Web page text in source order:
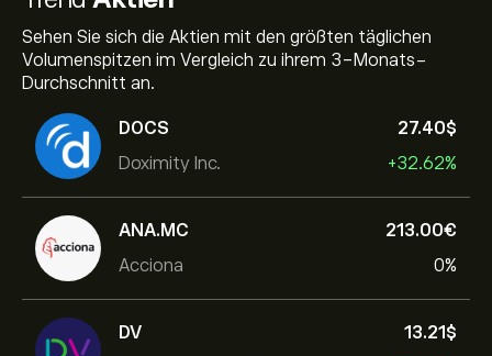
Sehen Sie sich die Aktien mit den größten täglichen
Volumenspitzen im Vergleich zu ihrem 3-Monats-
Durchschnitt an.
DOCS
Doximity Inc.
27.40‎$‎
+32.62%
ANA.MC
Acciona
213.00‎€‎
0%
DV
13.21‎$‎